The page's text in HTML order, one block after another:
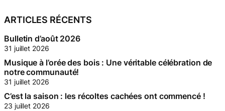
ARTICLES RÉCENTS
Bulletin d’août 2026
31 juillet 2026
Musique à l’orée des bois : Une véritable célébration de
notre communauté!
31 juillet 2026
C’est la saison : les récoltes cachées ont commencé !
23 juillet 2026